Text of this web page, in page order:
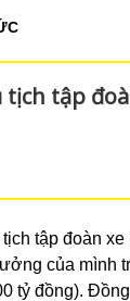
tịch tập
tập đoàn
của mình
tỷ đồng).